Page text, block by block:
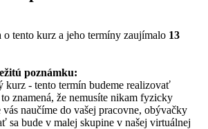
o tento kurz a jeho termíny zaujímalo 13
poznámku:
- tento termín budeme realizovať
znamená, že nemusíte nikam fyzicky
naučíme do vašej pracovne, obývačky
sa bude v malej skupine v našej virtuálnej